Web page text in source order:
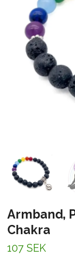
Armband,
Chakra
107 SEK